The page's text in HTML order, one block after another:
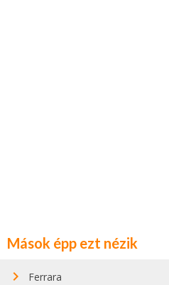
Mások épp ezt nézik
Ferrara